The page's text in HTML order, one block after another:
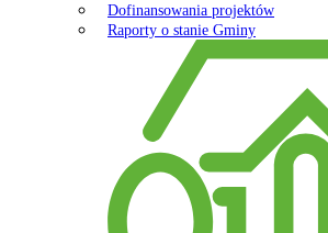
Dofinansowania projektów
Raporty o stanie Gminy